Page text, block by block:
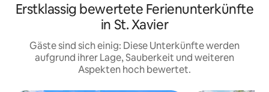
Erstklassig bewertete Ferienunterkünfte
in St. Xavier
Gäste sind sich einig: Diese Unterkünfte werden
aufgrund ihrer Lage, Sauberkeit und weiteren
Aspekten hoch bewertet.